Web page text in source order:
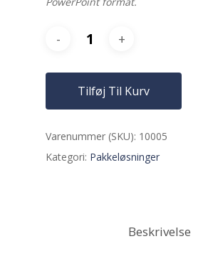
Tilføj Til Kurv
Varenummer (SKU): 10005
Kategori: Pakkeløsninger
Beskrivelse